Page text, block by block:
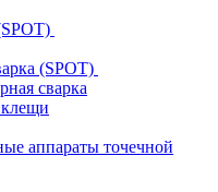
(SPOT)
сварка
аппараты точечной